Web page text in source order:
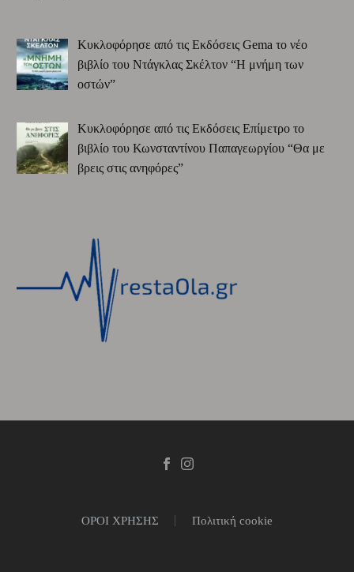
Κυκλοφόρησε από τις Εκδόσεις Gema το νέο
βιβλίο του Ντάγκλας Σκέλτον “Η μνήμη των
οστών”
Κυκλοφόρησε από τις Εκδόσεις Επίμετρο το
βιβλίο του Κωνσταντίνου Παπαγεωργίου “Θα με
βρεις στις ανηφόρες”
ΟΡΟΙ ΧΡΗΣΗΣ Πολιτική cookie